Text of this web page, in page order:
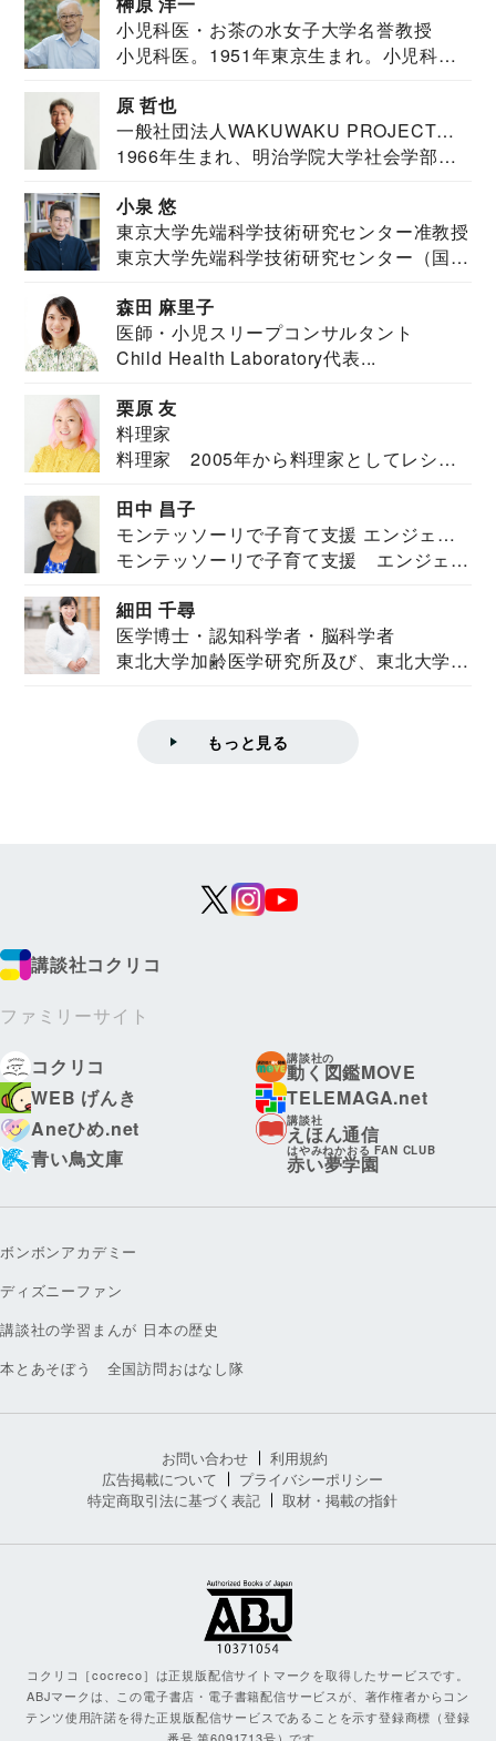
小児科医・お茶の水女子大学名誉教授
小児科医。1951年東京生まれ。小児科
原 哲也
一般社団法人WAKUWAKU PROJECT
JAPAN代表・言語聴覚士・社会福祉士
1966年生まれ、明治学院大学社会学部福
小泉 悠
東京大学先端科学技術研究センター准教授
東京大学先端科学技術研究センター（国際
森田 麻里子
医師・小児スリープコンサルタント
Child Health Laboratory代表...
栗原 友
料理家
料理家 2005年から料理家としてレシピ
田中 昌子
モンテッソーリで子育て支援 エンジェル
ズハウス研究所所長
モンテッソーリで子育て支援 エンジェル
細田 千尋
医学博士・認知科学者・脳科学者
東北大学加齢医学研究所及び、東北大学大
もっと見る
講談社コクリコ
ファミリーサイト
コクリコ
講談社の
動く図鑑MOVE
WEB げんき
TELEMAGA.net
Aneひめ.net
講談社
えほん通信
青い鳥文庫
はやみねかおる FAN CLUB
赤い夢学園
ボンボンアカデミー
ディズニーファン
講談社の学習まんが 日本の歴史
本とあそぼう 全国訪問おはなし隊
お問い合わせ
利用規約
広告掲載について
プライバシーポリシー
特定商取引法に基づく表記
取材・掲載の指針
コクリコ［cocreco］は正規版配信サイトマークを取得したサービスです。
ABJマークは、この電子書店・電子書籍配信サービスが、著作権者からコン
テンツ使用許諾を得た正規版配信サービスであることを示す登録商標（登録